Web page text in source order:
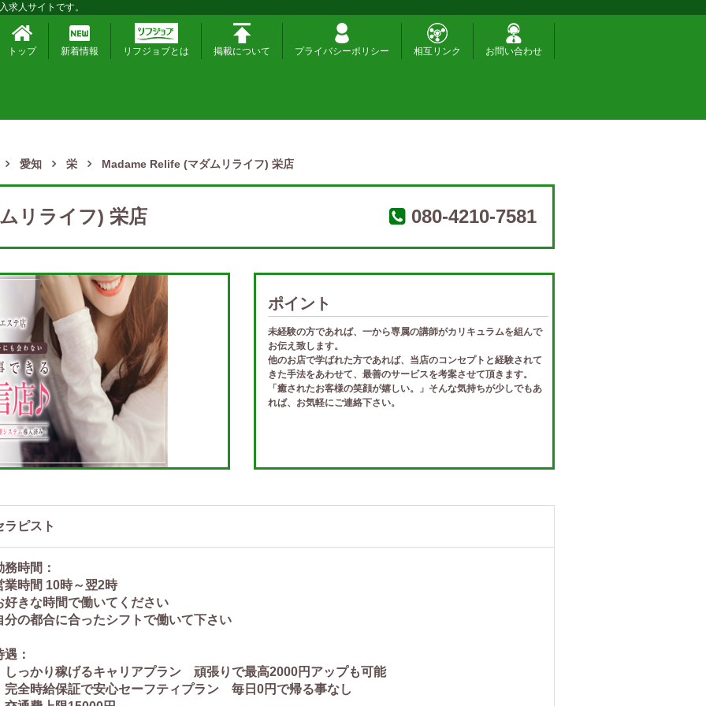
求人サイトです。
トップ 新着情報 リフジョブとは 掲載について プライバシーポリシー 相互リンク お問い合わせ
愛知 栄 Madame Relife (マダムリライフ) 栄店
リライフ) 栄店 080-4210-7581
ポイント
未経験の方であれば、一から専属の講師がカリキュラムを組んで
お伝え致します。
他のお店で学ばれた方であれば、当店のコンセプトと経験されて
きた手法をあわせて、最善のサービスを考案させて頂きます。
「癒されたお客様の笑顔が嬉しい。」そんな気持ちが少しでもあ
れば、お気軽にご連絡下さい。
ラピスト
務時間：
業時間 10時～翌2時
好きな時間で働いてください
分の都合に合ったシフトで働いて下さい
遇：
しっかり稼げるキャリアプラン 頑張りで最高2000円アップも可能
完全時給保証で安心セーフティプラン 毎日0円で帰る事なし